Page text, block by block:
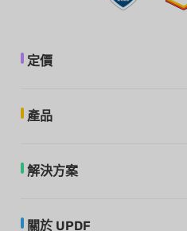
定價
產品
解決方案
關於 UPDF